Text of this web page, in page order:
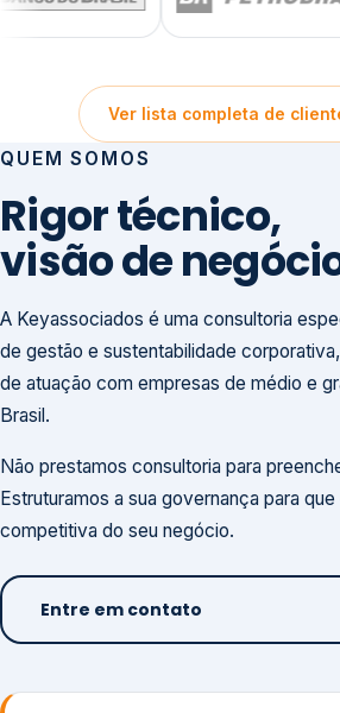
Ver lista completa de
QUEM SOMOS
Rigor técnico,
visão de
A Keyassociados é uma consultoria
de gestão e sustentabilidade
de atuação com empresas de médio e
Brasil.
Não prestamos consultoria para
Estruturamos a sua governança para
competitiva do seu negócio.
Entre em contato